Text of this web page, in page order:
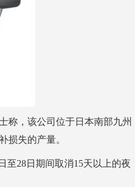
称，该公司位于日本南部九州
损失的产量。
至28日期间取消15天以上的夜